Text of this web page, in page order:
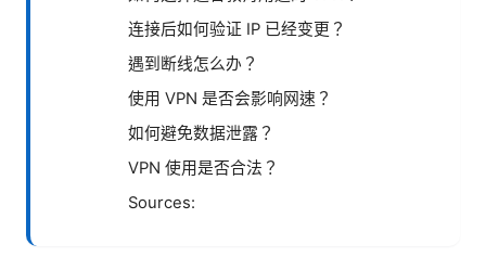
连接后如何验证 IP 已经变更？
遇到断线怎么办？
使用 VPN 是否会影响网速？
如何避免数据泄露？
VPN 使用是否合法？
Sources: